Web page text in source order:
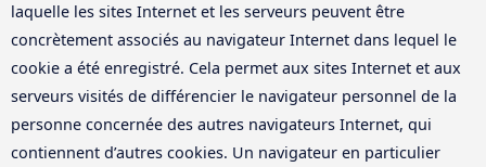
laquelle les sites Internet et les serveurs peuvent être
concrètement associés au navigateur Internet dans lequel le
cookie a été enregistré. Cela permet aux sites Internet et aux
serveurs visités de différencier le navigateur personnel de la
personne concernée des autres navigateurs Internet, qui
contiennent d’autres cookies. Un navigateur en particulier